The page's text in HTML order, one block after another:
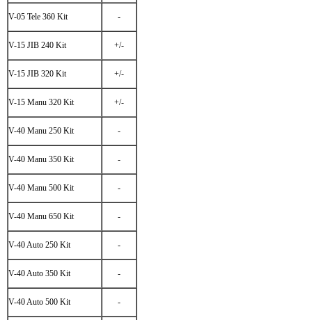
V-05 Tele 360 Kit -
V-15 JIB 240 Kit +/-
V-15 JIB 320 Kit +/-
V-15 Manu 320 Kit +/-
V-40 Manu 250 Kit -
V-40 Manu 350 Kit -
V-40 Manu 500 Kit -
V-40 Manu 650 Kit -
V-40 Auto 250 Kit -
V-40 Auto 350 Kit -
V-40 Auto 500 Kit -